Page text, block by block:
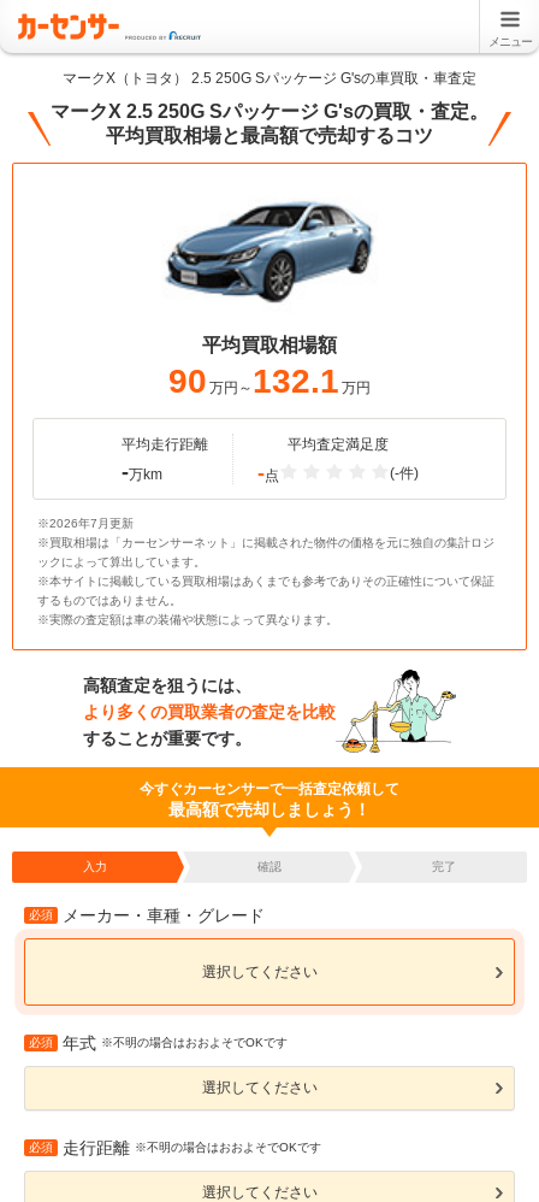
メニュー
マークX（トヨタ） 2.5 250G Sパッケージ G'sの車買取・車査定
マークX 2.5 250G Sパッケージ G'sの買取・査定。
平均買取相場と最高額で売却するコツ
平均買取相場額
90 万円～ 132.1 万円
平均走行距離
-万km
平均査定満足度
-点 (-件)
※2026年7月更新
※買取相場は「カーセンサーネット」に掲載された物件の価格を元に独自の集計ロジ
ックによって算出しています。
※本サイトに掲載している買取相場はあくまでも参考でありその正確性について保証
するものではありません。
※実際の査定額は車の装備や状態によって異なります。
高額査定を狙うには、
より多くの買取業者の査定を比較
することが重要です。
今すぐカーセンサーで一括査定依頼して
最高額で売却しましょう！
入力 確認 完了
必須 メーカー・車種・グレード
選択してください
必須 年式 ※不明の場合はおおよそでOKです
選択してください
必須 走行距離 ※不明の場合はおおよそでOKです
選択してください